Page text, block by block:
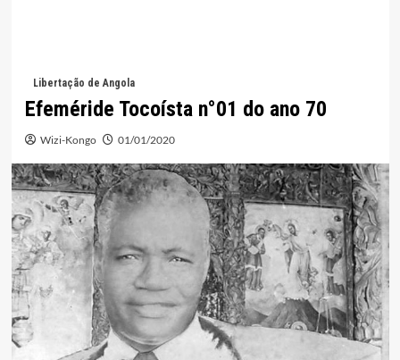
Libertação de Angola
Efeméride Tocoísta n°01 do ano 70
Wizi-Kongo 01/01/2020